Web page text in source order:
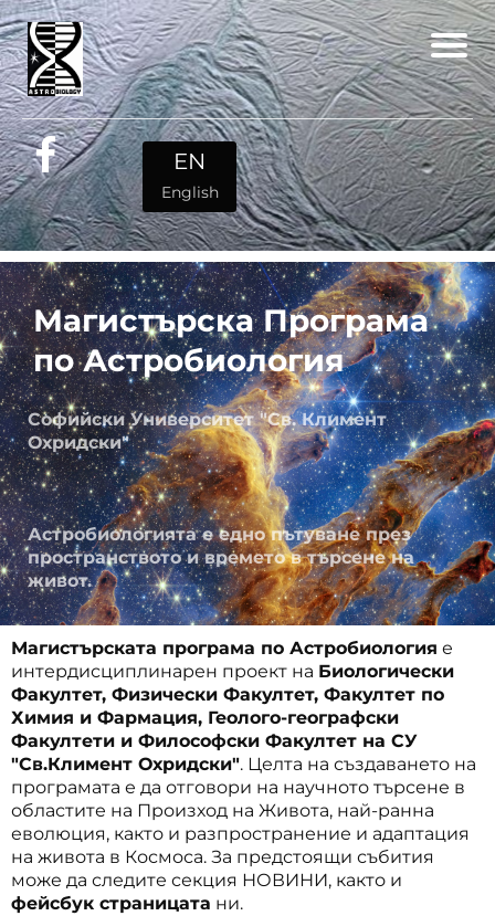
EN
English
Магистърска Програма
по Астробиология
Софийски Университет "Св. Климент
Охридски"
Астробиологията е едно пътуване през
пространството и времето в търсене на
живот.
Магистърската програма по Астробиология е
интердисциплинарен проект на Биологически
Факултет, Физически Факултет, Факултет по
Химия и Фармация, Геолого-географски
Факултети и Философски Факултет на СУ
"Св.Климент Охридски". Целта на създаването на
програмата е да отговори на научното търсене в
областите на Произход на Живота, най-ранна
еволюция, както и разпространение и адаптация
на живота в Космоса. За предстоящи събития
може да следите секция НОВИНИ, както и
фейсбук страницата ни.